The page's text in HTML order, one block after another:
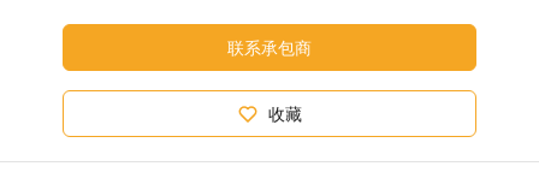
联系承包商
收藏